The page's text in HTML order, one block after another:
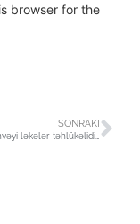
browser for the
SONRAKI
Uşaqlarda qəhvəyi ləkələr təhlükəlidirmi ?